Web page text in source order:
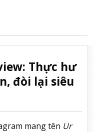
Thực hư
đòi lại siêu
mang tên Ur